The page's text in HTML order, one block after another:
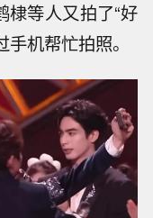
等人又拍了“好
机帮忙拍照。